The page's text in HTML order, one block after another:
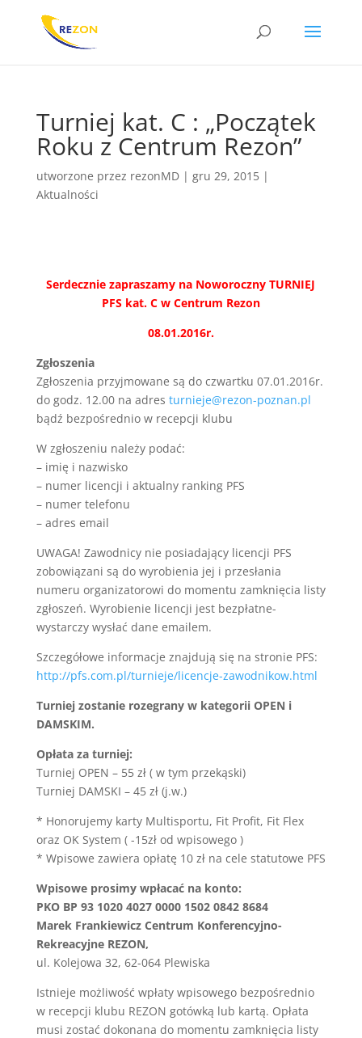
Turniej kat. C : „Początek
Roku z Centrum Rezon”
utworzone przez rezonMD| gru 29, 2015|
Aktualności
Serdecznie zapraszamy na Noworoczny TURNIEJ
PFS kat. C w Centrum Rezon
08.01.2016r.
Zgłoszenia
Zgłoszenia przyjmowane są do czwartku 07.01.2016r.
do godz. 12.00 na adres turnieje@rezon-poznan.pl
bądź bezpośrednio w recepcji klubu
W zgłoszeniu należy podać:
– imię i nazwisko
– numer licencji i aktualny ranking PFS
– numer telefonu
– adres email
UWAGA! Zawodnicy nie posiadający licencji PFS
zobowiązani są do wyrobienia jej i przesłania
numeru organizatorowi do momentu zamknięcia listy
zgłoszeń. Wyrobienie licencji jest bezpłatne-
wystarczy wysłać dane emailem.
Szczegółowe informacje znajdują się na stronie PFS:
http://pfs.com.pl/turnieje/licencje-zawodnikow.html
Turniej zostanie rozegrany w kategorii OPEN i
DAMSKIM.
Opłata za turniej:
Turniej OPEN – 55 zł ( w tym przekąski)
Turniej DAMSKI – 45 zł (j.w.)
* Honorujemy karty Multisportu, Fit Profit, Fit Flex
oraz OK System ( -15zł od wpisowego )
* Wpisowe zawiera opłatę 10 zł na cele statutowe PFS
Wpisowe prosimy wpłacać na konto:
PKO BP 93 1020 4027 0000 1502 0842 8684
Marek Frankiewicz Centrum Konferencyjno-
Rekreacyjne REZON,
ul. Kolejowa 32, 62-064 Plewiska
Istnieje możliwość wpłaty wpisowego bezpośrednio
w recepcji klubu REZON gotówką lub kartą. Opłata
musi zostać dokonana do momentu zamknięcia listy